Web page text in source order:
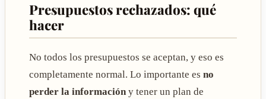
Presupuestos rechazados: qué
hacer
No todos los presupuestos se aceptan, y eso es
completamente normal. Lo importante es no
perder la informacióny tener un plan de